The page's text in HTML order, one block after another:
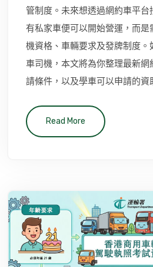
管制度。未來想透過網約車平
有私家車便可以開始營運，而是
機資格、車輛要求及發牌制度。
車司機，本文將為你整理最新網
請條件，以及學車可以申請的資
Read More